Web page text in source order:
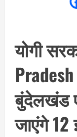
योगी
बुंदेलखंड
जाएंगे 12